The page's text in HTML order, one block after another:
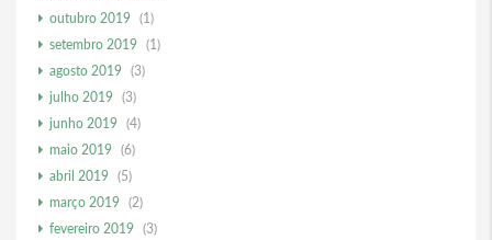
outubro 2019
(1)
setembro 2019
(1)
agosto 2019
(3)
julho 2019
(3)
junho 2019
(4)
maio 2019
(6)
abril 2019
(5)
março 2019
(2)
fevereiro 2019
(3)